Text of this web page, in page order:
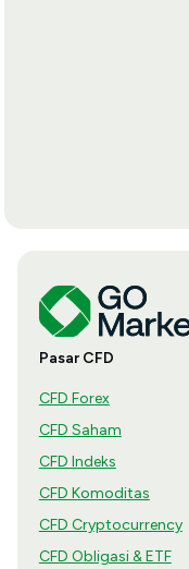
Pasar CFD
CFD Forex
CFD Saham
CFD Indeks
CFD Komoditas
CFD Cryptocurrency
CFD Obligasi & ETF